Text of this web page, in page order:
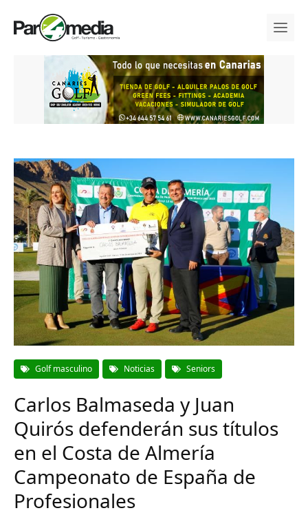
Golf masculino Noticias Seniors
Carlos Balmaseda y Juan
Quirós defenderán sus títulos
en el Costa de Almería
Campeonato de España de
Profesionales